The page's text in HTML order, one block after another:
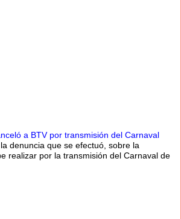
a BTV por transmisión del Carnaval
denuncia que se efectuó, sobre la
realizar por la transmisión del Carnaval de